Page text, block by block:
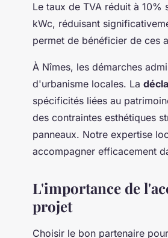
Le taux de TVA réduit à
kWc, réduisant
permet de bénéficier de ces
À Nîmes, les démarches
d'urbanisme locales. La
spécificités liées au
des contraintes esthétiques
panneaux. Notre expertise
accompagner efficacement
L'importance de
projet
Choisir le bon partenaire